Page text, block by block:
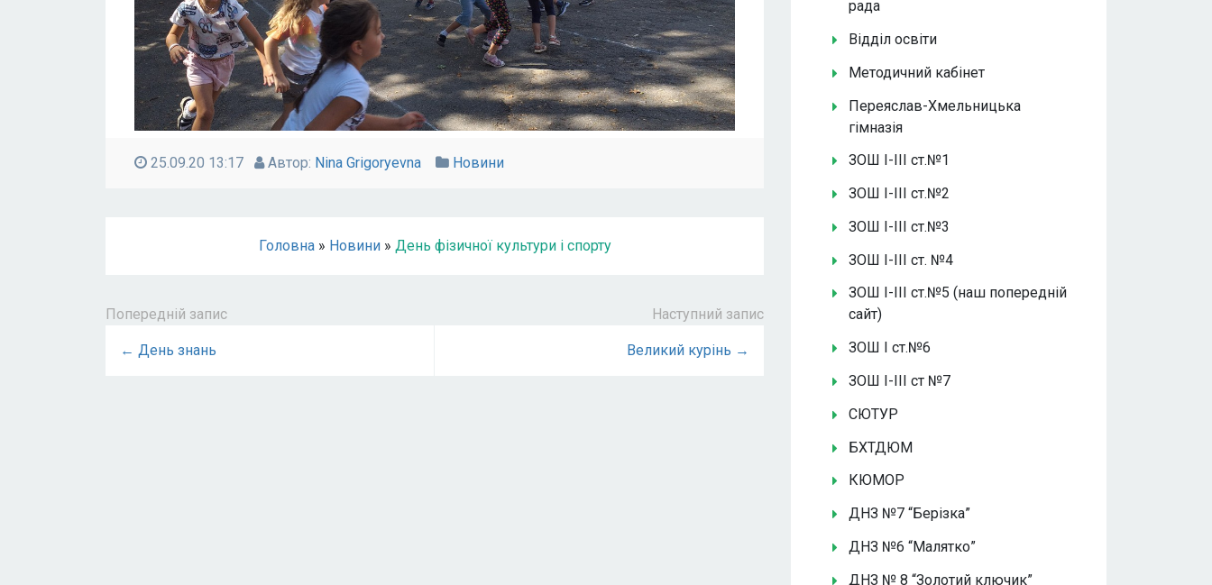
25.09.20 13:17 Автор: Nina Grigoryevna Новини
Головна» Новини» День фізичної культури і спорту
Попередній запис Наступний запис
← День знань Великий курінь →
рада
Відділ освіти
Методичний кабінет
Переяслав-Хмельницька
гімназія
ЗОШ І-ІІІ ст.№1
ЗОШ І-ІІІ ст.№2
ЗОШ І-ІІІ ст.№3
ЗОШ І-ІІІ ст. №4
ЗОШ І-ІІІ ст.№5 (наш попередній
сайт)
ЗОШ І ст.№6
ЗОШ І-ІІІ ст №7
СЮТУР
БХТДЮМ
КЮМОР
ДНЗ №7 “Берізка”
ДНЗ №6 “Малятко”
ДНЗ № 8 “Золотий ключик”